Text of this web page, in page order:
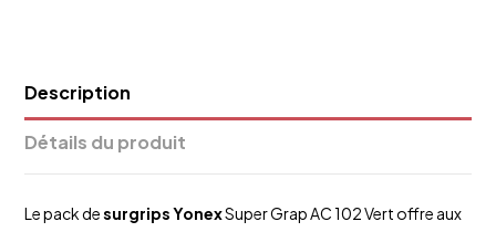
Description
Détails du produit
Le pack desurgrips YonexSuper Grap AC 102 Vert offre aux